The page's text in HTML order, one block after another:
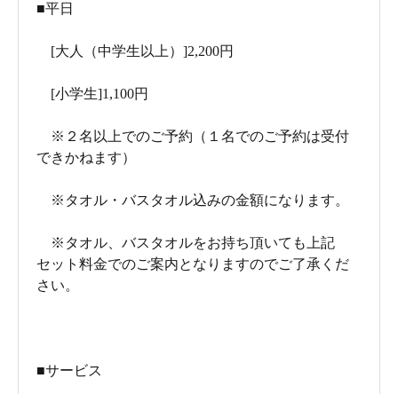
■平日
[大人（中学生以上）]2,200円
[小学生]1,100円
※２名以上でのご予約（１名でのご予約は受付
できかねます）
※タオル・バスタオル込みの金額になります。
※タオル、バスタオルをお持ち頂いても上記
セット料金でのご案内となりますのでご了承くだ
さい。
■サービス